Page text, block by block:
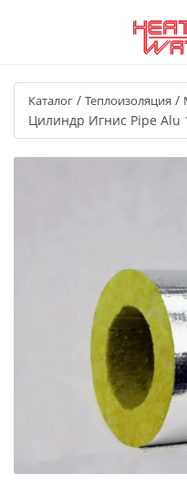
Каталог / Теплоизоляция /
Цилиндр Игнис Pipe Alu